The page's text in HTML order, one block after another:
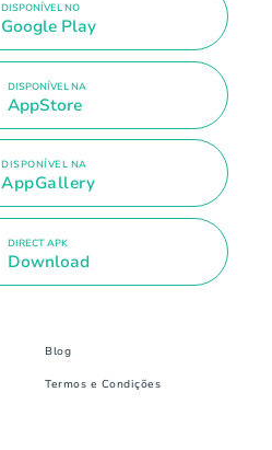
DISPONÍVEL NO
Google Play
DISPONÍVEL NA
AppStore
DISPONÍVEL NA
AppGallery
DIRECT APK
Download
Blog
Termos e Condições